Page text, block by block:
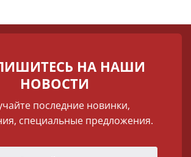
НА НАШИ
НОВОСТИ
последние новинки,
специальные предложения.